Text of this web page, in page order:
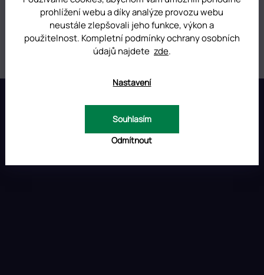
prohlížení webu a díky analýze provozu webu
neustále zlepšovali jeho funkce, výkon a
použitelnost. Kompletní podmínky ochrany osobních
údajů najdete zde.
Nastavení
Odmítnout
Souhlasím
Kategorie: NÁSTROJE PRO MODELÁŽ NEHTŮ
Hmotnost: 0.01 kg
INSTAGRAM